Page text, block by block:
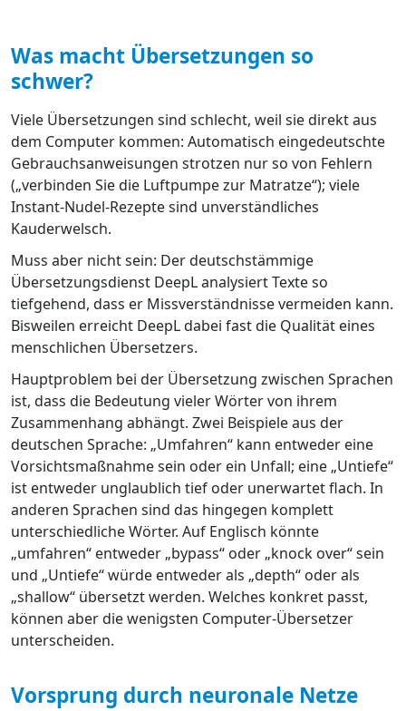
Was macht Übersetzungen so
schwer?
Viele Übersetzungen sind schlecht, weil sie direkt aus
dem Computer kommen: Automatisch eingedeutschte
Gebrauchsanweisungen strotzen nur so von Fehlern
(„verbinden Sie die Luftpumpe zur Matratze“); viele
Instant-Nudel-Rezepte sind unverständliches
Kauderwelsch.
Muss aber nicht sein: Der deutschstämmige
Übersetzungsdienst DeepL analysiert Texte so
tiefgehend, dass er Missverständnisse vermeiden kann.
Bisweilen erreicht DeepL dabei fast die Qualität eines
menschlichen Übersetzers.
Hauptproblem bei der Übersetzung zwischen Sprachen
ist, dass die Bedeutung vieler Wörter von ihrem
Zusammenhang abhängt. Zwei Beispiele aus der
deutschen Sprache: „Umfahren“ kann entweder eine
Vorsichtsmaßnahme sein oder ein Unfall; eine „Untiefe“
ist entweder unglaublich tief oder unerwartet flach. In
anderen Sprachen sind das hingegen komplett
unterschiedliche Wörter. Auf Englisch könnte
„umfahren“ entweder „bypass“ oder „knock over“ sein
und „Untiefe“ würde entweder als „depth“ oder als
„shallow“ übersetzt werden. Welches konkret passt,
können aber die wenigsten Computer-Übersetzer
unterscheiden.
Vorsprung durch neuronale Netze